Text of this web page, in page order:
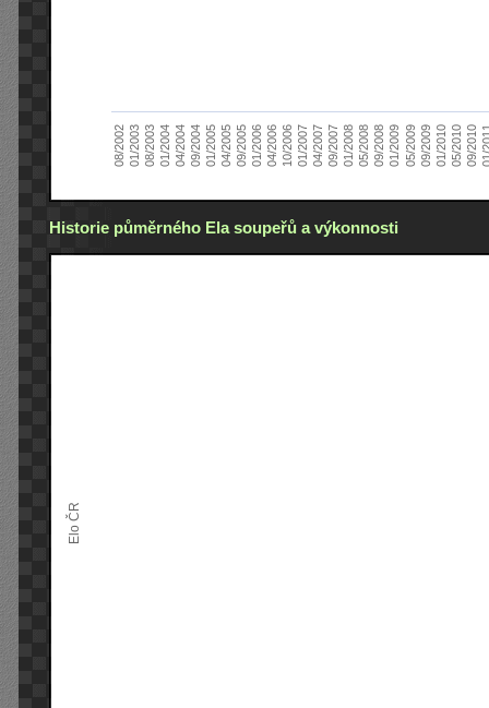
08/200201/200308/200301/200404/200409/200401/200504/200509/200501/200604/200610/200601/200704/200709/200701/200805/200809/200801/200905/200909/200901/201005/201009/2010
Historie půměrného Ela soupeřů a výkonnosti
Elo ČR